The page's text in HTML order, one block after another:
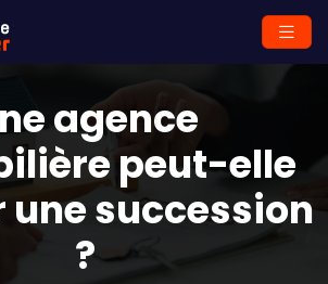
agence
peut-elle
succession
?